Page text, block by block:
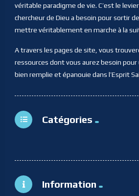
véritable paradigme de vie. C’est le
chercheur de Dieu a besoin pour sortir
mettre véritablement en marche à la
A travers les pages de site, vous
ressources dont vous aurez besoin
bien remplie et épanouie dans l’Esprit
Catégories
Information